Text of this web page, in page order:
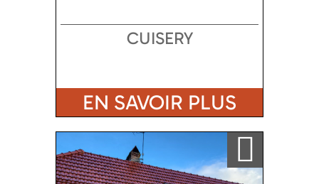
CUISERY
EN SAVOIR PLUS
Ajouter a ma sélection